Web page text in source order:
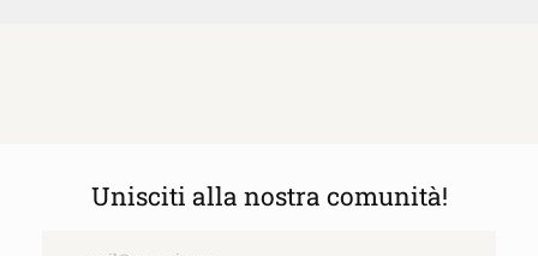
Unisciti alla nostra comunità!